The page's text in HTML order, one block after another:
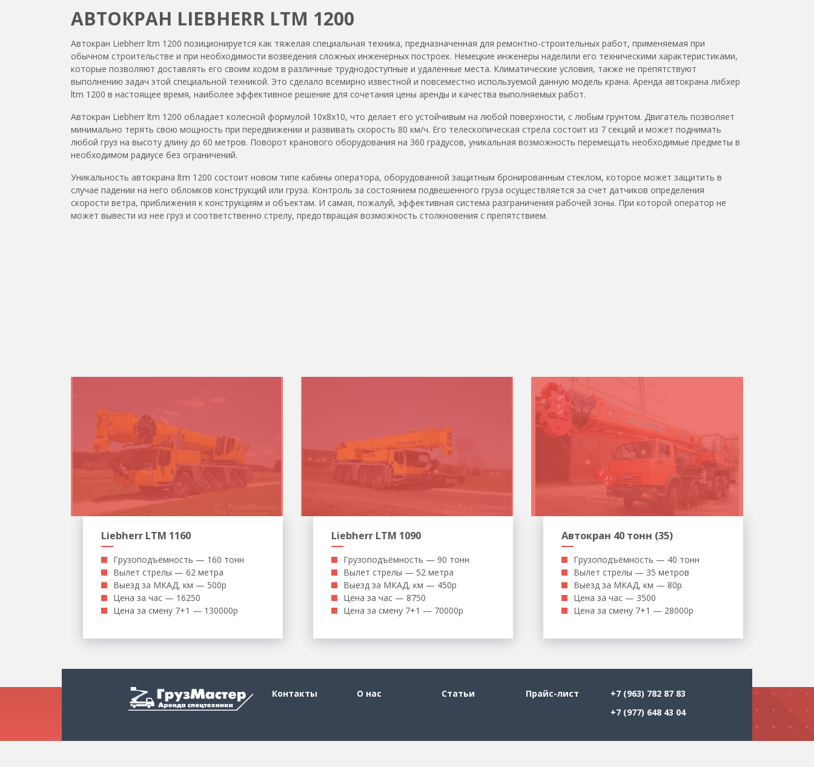
АВТОКРАН LIEBHERR LTM 1200
Автокран Liebherr ltm 1200 позиционируется как тяжелая специальная техника, предназначенная для ремонтно-строительных работ, применяемая при
обычном строительстве и при необходимости возведения сложных инженерных построек. Немецкие инженеры наделили его техническими характеристиками,
которые позволяют доставлять его своим ходом в различные труднодоступные и удаленные места. Климатические условия, также не препятствуют
выполнению задач этой специальной техникой. Это сделало всемирно известной и повсеместно используемой данную модель крана. Аренда автокрана либхер
ltm 1200 в настоящее время, наиболее эффективное решение для сочетания цены аренды и качества выполняемых работ.
Автокран Liebherr ltm 1200 обладает колесной формулой 10х8х10, что делает его устойчивым на любой поверхности, с любым грунтом. Двигатель позволяет
минимально терять свою мощность при передвижении и развивать скорость 80 км/ч. Его телескопическая стрела состоит из 7 секций и может поднимать
любой груз на высоту длину до 60 метров. Поворот кранового оборудования на 360 градусов, уникальная возможность перемещать необходимые предметы в
необходимом радиусе без ограничений.
Уникальность автокрана ltm 1200 состоит новом типе кабины оператора, оборудованной защитным бронированным стеклом, которое может защитить в
случае падении на него обломков конструкций или груза. Контроль за состоянием подвешенного груза осуществляется за счет датчиков определения
скорости ветра, приближения к конструкциям и объектам. И самая, пожалуй, эффективная система разграничения рабочей зоны. При которой оператор не
может вывести из нее груз и соответственно стрелу, предотвращая возможность столкновения с препятствием.
Liebherr LTM 1160
Грузоподъёмность — 160 тонн
Вылет стрелы — 62 метра
Выезд за МКАД, км — 500р
Цена за час — 16250
Цена за смену 7+1 — 130000р
Liebherr LTM 1090
Грузоподъёмность — 90 тонн
Вылет стрелы — 52 метра
Выезд за МКАД, км — 450р
Цена за час — 8750
Цена за смену 7+1 — 70000р
Автокран 40 тонн (35)
Грузоподъёмность — 40 тонн
Вылет стрелы — 35 метров
Выезд за МКАД, км — 80р
Цена за час — 3500
Цена за смену 7+1 — 28000р
Контакты О нас Статьи Прайс-лист
+7 (963) 782 87 83
+7 (977) 648 43 04